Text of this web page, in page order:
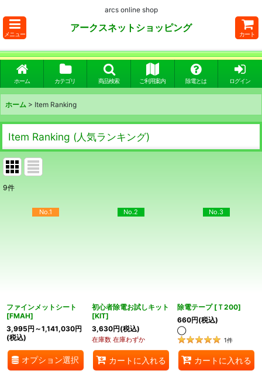
arcs online shop
メニュー
アークスネットショッピング
カート
ホーム カテゴリ 商品検索 ご利用案内 除電とは ログイン
ホーム > Item Ranking
Item Ranking (人気ランキング)
9件
No.1
ファインメットシート
[FMAH]
3,995円 ～1,141,030円
(税込)
オプション選択
No.2
初心者除電お試しキット
[KIT]
3,630円(税込)
在庫数 在庫わずか
カートに入れる
No.3
除電テープ [Ｔ200]
660円(税込)
◯
1件
カートに入れる